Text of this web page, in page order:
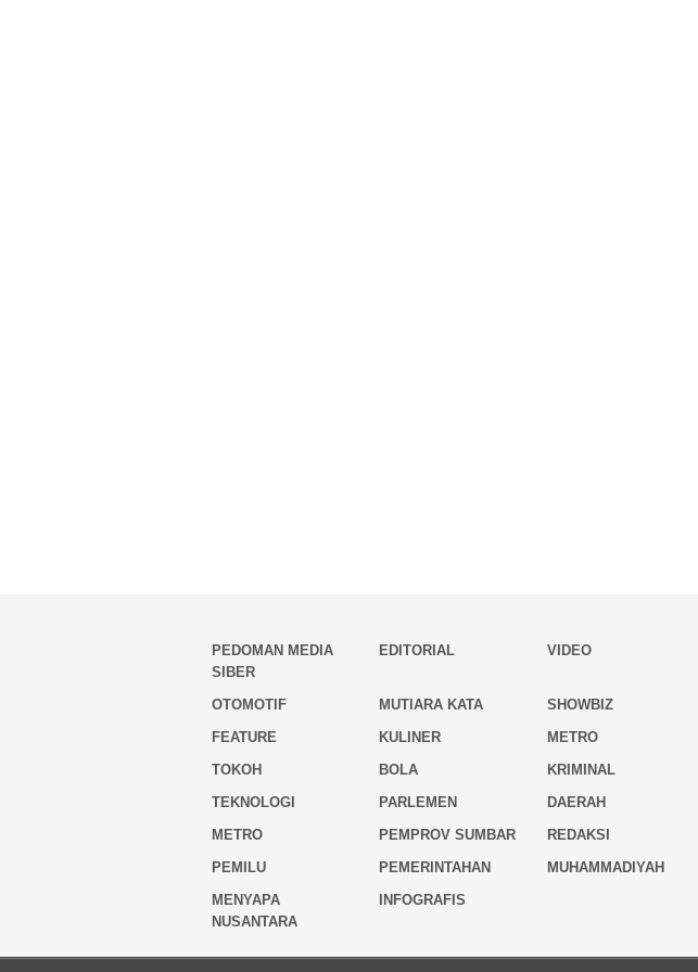
PEDOMAN MEDIA
SIBER
EDITORIAL VIDEO
OTOMOTIF MUTIARA KATA
SHOWBIZ
FEATURE
KULINER
METRO
TOKOH
BOLA
KRIMINAL
TEKNOLOGI
PARLEMEN
DAERAH
METRO
PEMPROV SUMBAR
REDAKSI
PEMILU
PEMERINTAHAN
MUHAMMADIYAH
MENYAPA
NUSANTARA
INFOGRAFIS